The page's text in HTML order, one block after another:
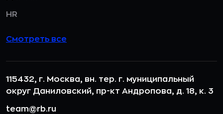
HR
Смотреть все
115432, г. Москва, вн. тер. г. муниципальный
округ Даниловский, пр-кт Андропова, д. 18, к. 3
team@rb.ru